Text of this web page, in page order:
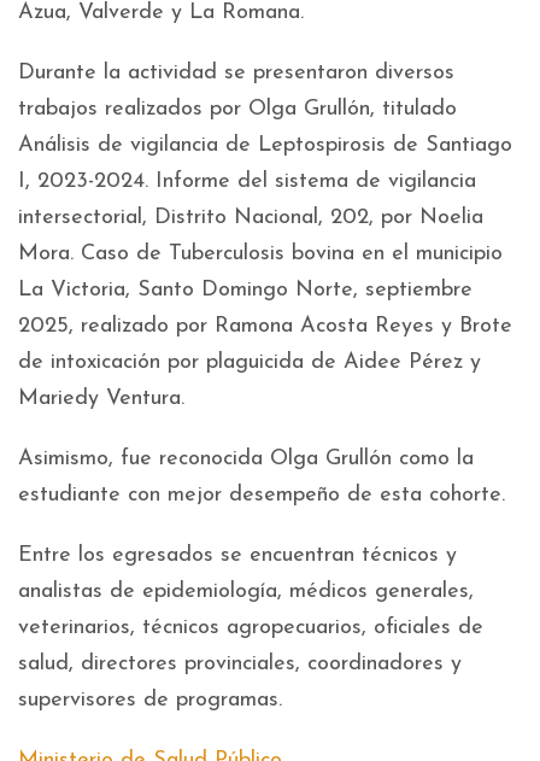
Azua, Valverde y La Romana.
Durante la actividad se presentaron diversos
trabajos realizados por Olga Grullón, titulado
Análisis de vigilancia de Leptospirosis de Santiago
I, 2023-2024. Informe del sistema de vigilancia
intersectorial, Distrito Nacional, 202, por Noelia
Mora. Caso de Tuberculosis bovina en el municipio
La Victoria, Santo Domingo Norte, septiembre
2025, realizado por Ramona Acosta Reyes y Brote
de intoxicación por plaguicida de Aidee Pérez y
Mariedy Ventura.
Asimismo, fue reconocida Olga Grullón como la
estudiante con mejor desempeño de esta cohorte.
Entre los egresados se encuentran técnicos y
analistas de epidemiología, médicos generales,
veterinarios, técnicos agropecuarios, oficiales de
salud, directores provinciales, coordinadores y
supervisores de programas.